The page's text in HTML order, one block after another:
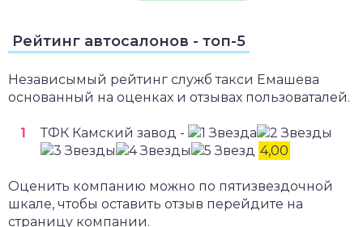
Рейтинг автосалонов - топ-5
Независымый рейтинг служб такси Емашева
основанный на оценках и отзывах пользоваталей.
ТФК Камский завод -
4,00
Оценить компанию можно по пятизвездочной
шкале, чтобы оставить отзыв перейдите на
страницу компании.